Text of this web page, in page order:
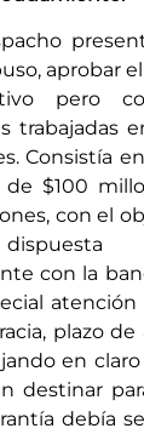
aprobar
pero
trabajadas
Consistía
$100
con el
con la
plazo
en
destinar
debía